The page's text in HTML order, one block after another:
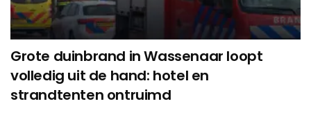
Grote duinbrand in Wassenaar loopt
volledig uit de hand: hotel en
strandtenten ontruimd